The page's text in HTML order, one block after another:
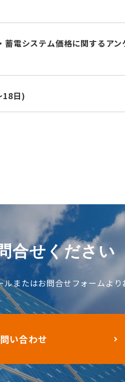
蓄電システム価格に関するア
18日)
合せください
またはお問合せフォームより
い合わせ